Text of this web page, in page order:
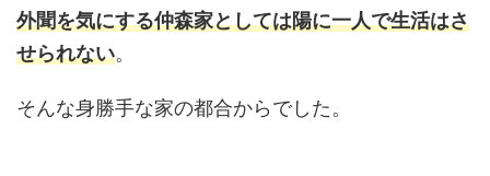
外聞を気にする仲森家としては陽に一人で生活はさ
せられない。
そんな身勝手な家の都合からでした。